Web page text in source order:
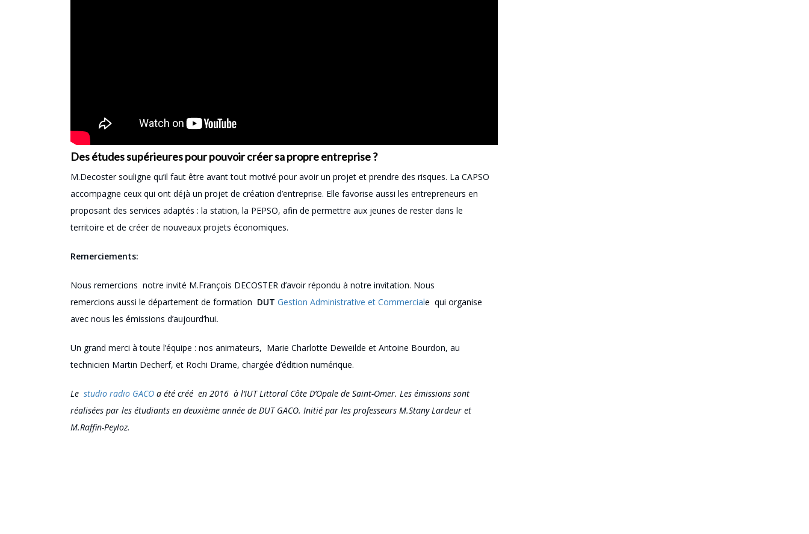
Des études supérieures pour pouvoir créer sa propre entreprise ?
M.Decoster souligne qu’il faut être avant tout motivé pour avoir un projet et prendre des risques. La CAPSO
accompagne ceux qui ont déjà un projet de création d’entreprise. Elle favorise aussi les entrepreneurs en
proposant des services adaptés : la station, la PEPSO, afin de permettre aux jeunes de rester dans le
territoire et de créer de nouveaux projets économiques.
Remerciements:
Nous remercions notre invité M.François DECOSTER d’avoir répondu à notre invitation. Nous
remercions aussi le département de formation DUT Gestion Administrative et Commerciale qui organise
avec nous les émissions d’aujourd’hui.
Un grand merci à toute l’équipe : nos animateurs, Marie Charlotte Deweilde et Antoine Bourdon, au
technicien Martin Decherf, et Rochi Drame, chargée d’édition numérique.
Le studio radio GACO a été créé en 2016 à l‘IUT Littoral Côte D’Opale de Saint-Omer. Les émissions sont
réalisées par les étudiants en deuxième année de DUT GACO. Initié par les professeurs M.Stany Lardeur et
M.Raffin-Peyloz.